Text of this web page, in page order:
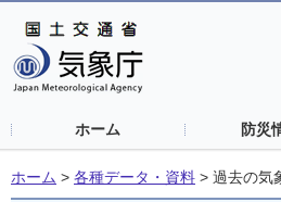
ホーム 防災
ホーム > 各種データ・資料 > 過去の気